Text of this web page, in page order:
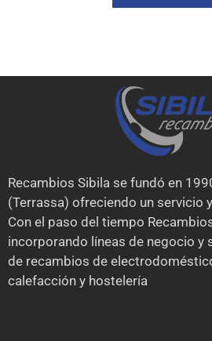
Recambios Sibila se fundó en
(Terrassa) ofreciendo un servicio
Con el paso del tiempo
incorporando líneas de negocio y
de recambios de
calefacción y hostelería